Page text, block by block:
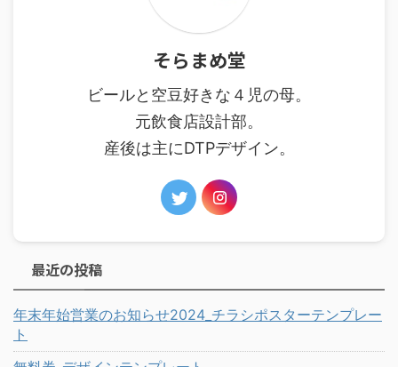
そらまめ堂
ビールと空豆好きな４児の母。
元飲食店設計部。
産後は主にDTPデザイン。
最近の投稿
年末年始営業のお知らせ2024_チラシポスターテンプレー
ト